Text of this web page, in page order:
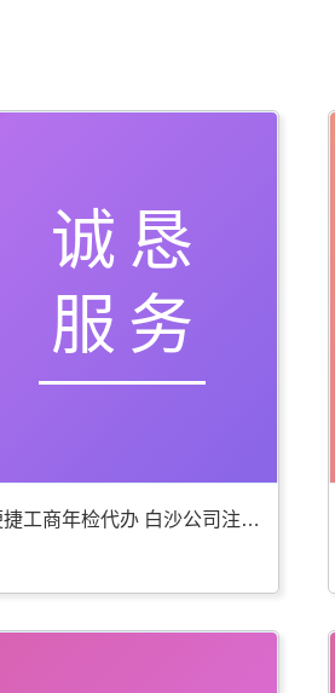
诚恳
服务
便捷工商年检代办 白沙公司注册服务佳